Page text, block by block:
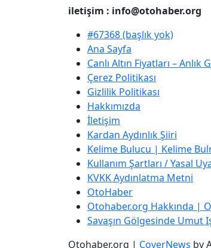
iletişim : info@otohaber.org
#67368 (başlık yok)
Ana Sayfa
Canlı Altın Fiyatları –
Çerez Politikası
Gizlilik Politikası
Hakkımızda
İletişim
Kardan Aydınlık Şiiri
Kelime Bulucu | Kelime
Kullanım Şartları / Yasal
KVKK Aydınlatma Metni
OtoHaber
Otohaber.org Hakkında |
Savaşın Gölgesinde Umut
Otohaber.org | CoverNews by